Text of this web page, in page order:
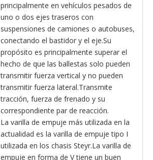
principalmente en vehículos pesados ​​de
uno o dos ejes traseros con
suspensiones de camiones o autobuses,
conectando el bastidor y el eje.Su
propósito es principalmente superar el
hecho de que las ballestas solo pueden
transmitir fuerza vertical y no pueden
transmitir fuerza lateral.Transmite
tracción, fuerza de frenado y su
correspondiente par de reacción.
La varilla de empuje más utilizada en la
actualidad es la varilla de empuje tipo I
utilizada en los chasis Steyr.La varilla de
empuje en forma de V tiene un buen